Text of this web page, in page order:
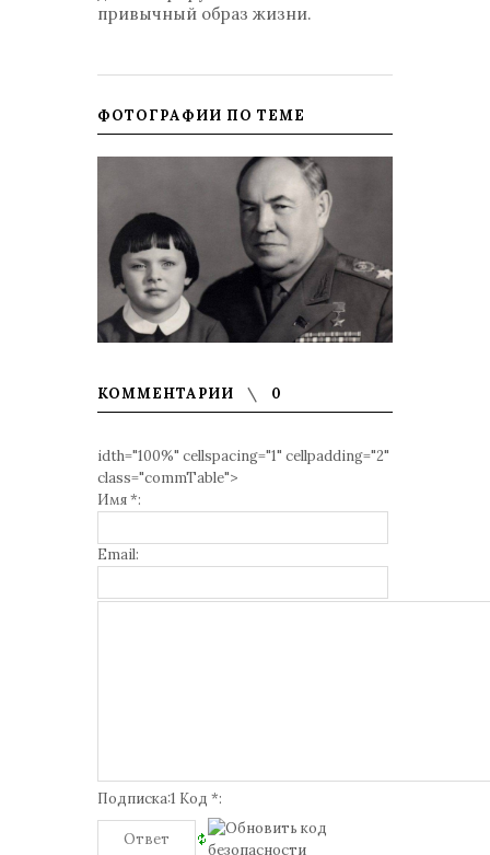
привычный образ жизни.
ФОТОГРАФИИ ПО ТЕМЕ
КОММЕНТАРИИ 0
idth="100%" cellspacing="1" cellpadding="2"
class="commTable">
Имя *:
Email:
Подписка:1 Код *: